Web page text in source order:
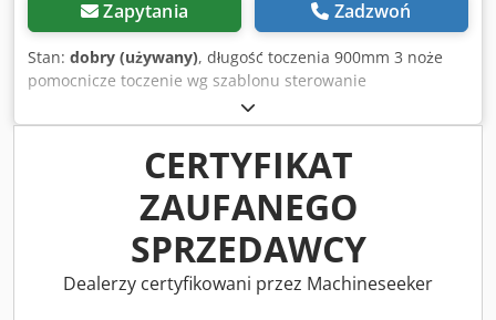
Zapytania Zadzwoń
Stan: dobry (używany), długość toczenia 900mm 3 noże
pomocnicze toczenie wg szablonu sterowanie
hydrauliczno-elektryczne Dkjdpsw Ady Tjfx Aagor moc
silnika 4,6/5,5kW 3 noże toczące
CERTYFIKAT
ZAUFANEGO
SPRZEDAWCY
Dealerzy certyfikowani przez Machineseeker